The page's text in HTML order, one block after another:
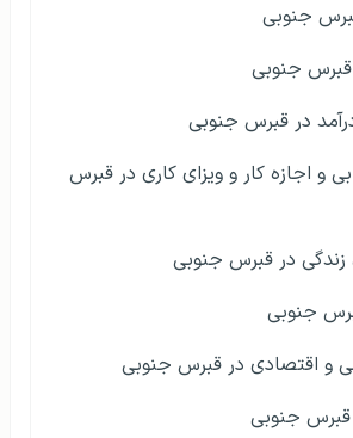
جنوبی
قبرس جنوبی
در قبرس جنوبی
و اجازه کار و ویزای کاری در قبرس
زندگی در قبرس جنوبی
جنوبی
و اقتصادی در قبرس جنوبی
قبرس جنوبی